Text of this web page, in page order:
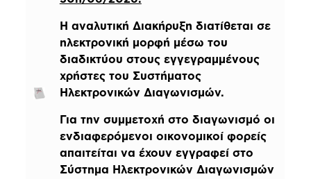
Η αναλυτική Διακήρυξη διατίθεται σε
ηλεκτρονική μορφή μέσω του
διαδικτύου στους εγγεγραμμένους
χρήστες του Συστήματος
Ηλεκτρονικών Διαγωνισμών.
Για την συμμετοχή στο διαγωνισμό οι
ενδιαφερόμενοι οικονομικοί φορείς
απαιτείται να έχουν εγγραφεί στο
Σύστημα Ηλεκτρονικών Διαγωνισμών